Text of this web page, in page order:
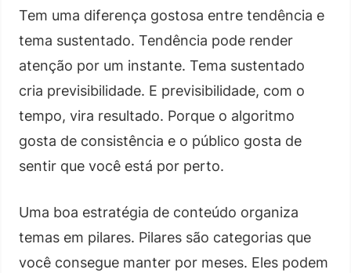
Tem uma diferença gostosa entre tendência e
tema sustentado. Tendência pode render
atenção por um instante. Tema sustentado
cria previsibilidade. E previsibilidade, com o
tempo, vira resultado. Porque o algoritmo
gosta de consistência e o público gosta de
sentir que você está por perto.
Uma boa estratégia de conteúdo organiza
temas em pilares. Pilares são categorias que
você consegue manter por meses. Eles podem